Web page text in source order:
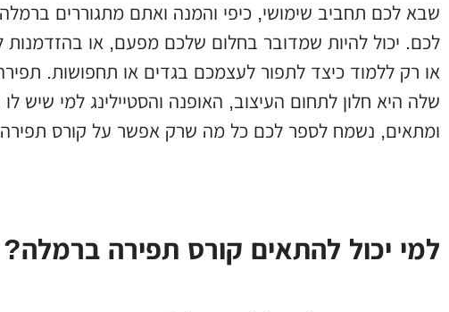
שבא לכם תחביב שימושי, כיפי והמנה ואתם מתגוררים
לכם. יכול להיות שמדובר בחלום שלכם מפעם, או בהזדמנות
או רק ללמוד כיצד לתפור לעצמכם בגדים או תחפושות.
שלה היא חלון לתחום העיצוב, האופנה והסטיילינג למי שיש
ומתאים, נשמח לספר לכם כל מה שרק אפשר על קורס
למי יכול להתאים קורס תפירה ברמלה?